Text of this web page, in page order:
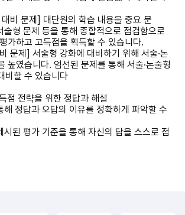
대비 문제] 대단원의 학습 내용을 중요 문
술형 문제 등을 통해 종합적으로 점검함으로
가하고 고득점을 획득할 수 있습니다.
문제] 서술형 강화에 대비하기 위해 서술·논
높였습니다. 엄선된 문제를 통해 서술·논술형
비할 수 있습니다
점 전략을 위한 정답과 해설
해 정답과 오답의 이유를 정확하게 파악할 수
시된 평가 기준을 통해 자신의 답을 스스로 점